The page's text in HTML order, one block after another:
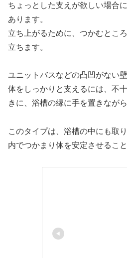
ちょっとした支えが欲しい場合
あります。
立ち上がるために、つかむとこ
立ちます。
ユニットバスなどの凸凹がない
体をしっかりと支えるには、不
きに、浴槽の縁に手を置きなが
このタイプは、浴槽の中にも取
内でつかまり体を安定させること